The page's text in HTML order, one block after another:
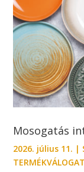
Mosogatás
2026. július 11. |